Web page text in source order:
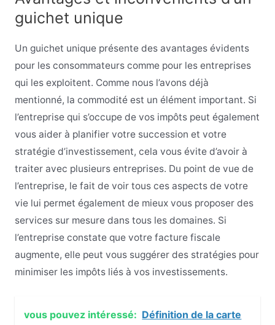
guichet unique
Un guichet unique présente des avantages évidents
pour les consommateurs comme pour les entreprises
qui les exploitent. Comme nous l’avons déjà
mentionné, la commodité est un élément important. Si
l’entreprise qui s’occupe de vos impôts peut également
vous aider à planifier votre succession et votre
stratégie d’investissement, cela vous évite d’avoir à
traiter avec plusieurs entreprises. Du point de vue de
l’entreprise, le fait de voir tous ces aspects de votre
vie lui permet également de mieux vous proposer des
services sur mesure dans tous les domaines. Si
l’entreprise constate que votre facture fiscale
augmente, elle peut vous suggérer des stratégies pour
minimiser les impôts liés à vos investissements.
vous pouvez intéressé: Définition de la carte